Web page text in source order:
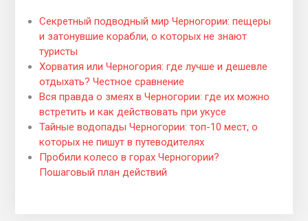
Секретный подводный мир Черногории: пещеры
и затонувшие корабли, о которых не знают
туристы
Хорватия или Черногория: где лучше и дешевле
отдыхать? Честное сравнение
Вся правда о змеях в Черногории: где их можно
встретить и как действовать при укусе
Тайные водопады Черногории: топ-10 мест, о
которых не пишут в путеводителях
Пробили колесо в горах Черногории?
Пошаговый план действий